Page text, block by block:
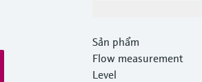
Sản phẩm
Flow measurement
Level